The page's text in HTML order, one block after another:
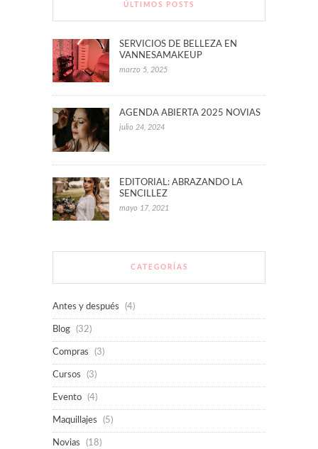
ÚLTIMOS POSTS
SERVICIOS DE BELLEZA EN
VANNESAMAKEUP
marzo 5, 2025
AGENDA ABIERTA 2025 NOVIAS
julio 24, 2024
EDITORIAL: ABRAZANDO LA
SENCILLEZ
mayo 17, 2021
CATEGORÍAS
Antes y después (4)
Blog (32)
Compras (3)
Cursos (3)
Evento (4)
Maquillajes (5)
Novias (18)